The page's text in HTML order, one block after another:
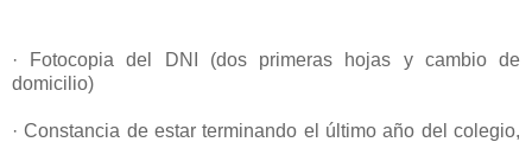
· Fotocopia del DNI (dos primeras hojas y cambio de
domicilio)
· Constancia de estar terminando el último año del colegio,